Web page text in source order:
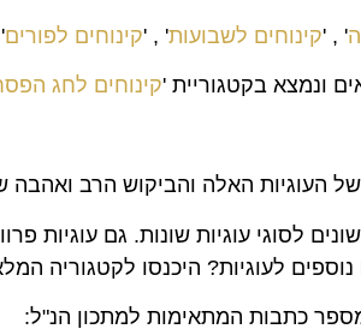
' , 'קינוחים לשבועות' , 'קינוחים לפורים
ונמצא בקטגוריית 'קינוחים לחג
העוגיות האלה והביקוש הרב ואהבה
לסוגי עוגיות שונות. גם עוגיות
נוספים לעוגיות? היכנסו לקטגוריה
כתבות המתאימות למתכון הנ"ל: